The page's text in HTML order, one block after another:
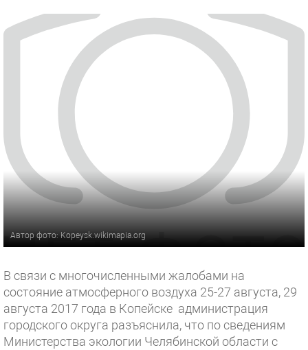
Автор фото: Kopeysk.wikimapia.org
В связи с многочисленными жалобами на
состояние атмосферного воздуха 25-27 августа, 29
августа 2017 года в Копейске администрация
городского округа разъяснила, что по сведениям
Министерства экологии Челябинской области с